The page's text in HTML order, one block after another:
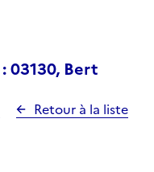
03130, Bert
Retour à la liste